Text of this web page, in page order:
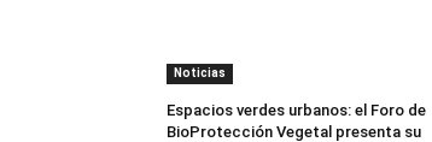
Noticias
Espacios verdes urbanos: el Foro de
BioProtección Vegetal presenta su